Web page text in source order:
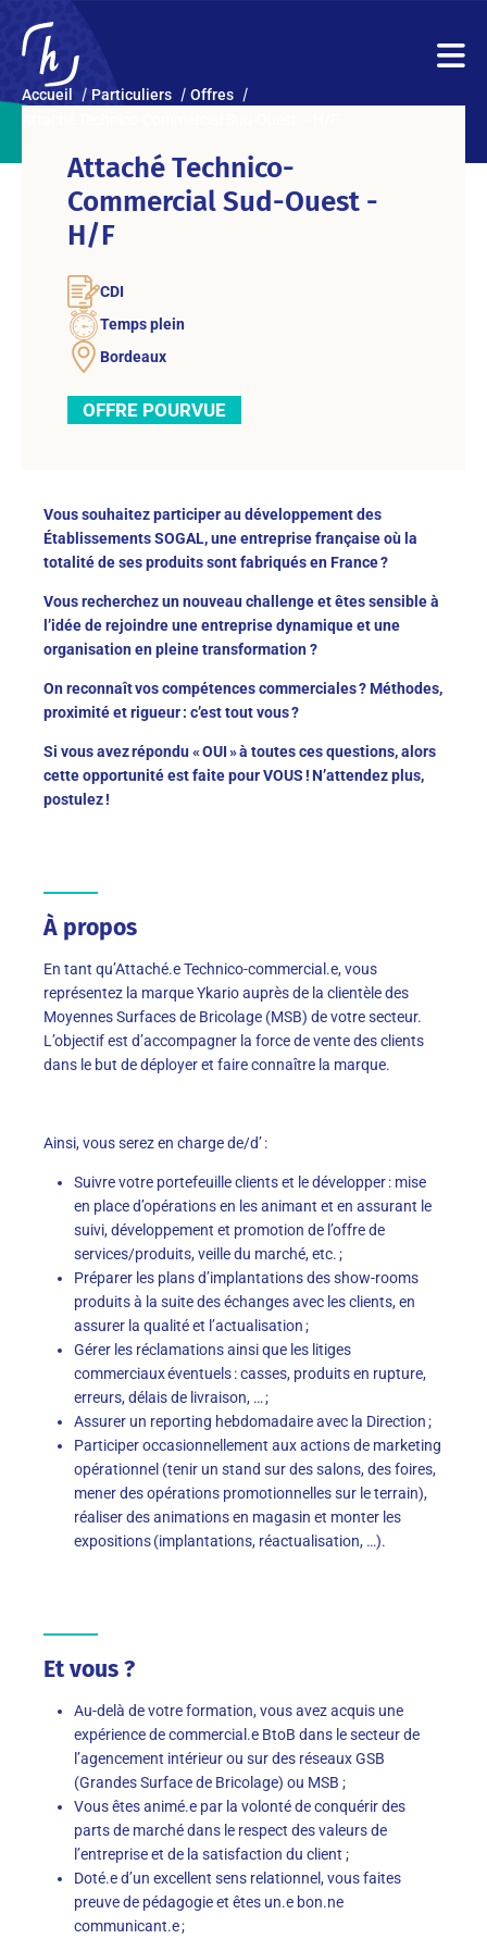
Accueil Particuliers
Offres
Attaché Technico-
Commercial Sud-Ouest -
H/F
CDI
Temps plein
Bordeaux
OFFRE POURVUE
Vous souhaitez participer au développement des
Établissements SOGAL, une entreprise française où la
totalité de ses produits sont fabriqués en France ?
Vous recherchez un nouveau challenge et êtes sensible à
l’idée de rejoindre une entreprise dynamique et une
organisation en pleine transformation ?
On reconnaît vos compétences commerciales ? Méthodes,
proximité et rigueur : c’est tout vous ?
Si vous avez répondu « OUI » à toutes ces questions, alors
cette opportunité est faite pour VOUS ! N’attendez plus,
postulez !
À propos
En tant qu’Attaché.e Technico-commercial.e, vous
représentez la marque Ykario auprès de la clientèle des
Moyennes Surfaces de Bricolage (MSB) de votre secteur.
L’objectif est d’accompagner la force de vente des clients
dans le but de déployer et faire connaître la marque.
Ainsi, vous serez en charge de/d’ :
Suivre votre portefeuille clients et le développer : mise
en place d’opérations en les animant et en assurant le
suivi, développement et promotion de l’offre de
services/produits, veille du marché, etc. ;
Préparer les plans d’implantations des show-rooms
produits à la suite des échanges avec les clients, en
assurer la qualité et l’actualisation ;
Gérer les réclamations ainsi que les litiges
commerciaux éventuels : casses, produits en rupture,
erreurs, délais de livraison, … ;
Assurer un reporting hebdomadaire avec la Direction ;
Participer occasionnellement aux actions de marketing
opérationnel (tenir un stand sur des salons, des foires,
mener des opérations promotionnelles sur le terrain),
réaliser des animations en magasin et monter les
expositions (implantations, réactualisation, …).
Et vous ?
Au-delà de votre formation, vous avez acquis une
expérience de commercial.e BtoB dans le secteur de
l’agencement intérieur ou sur des réseaux GSB
(Grandes Surface de Bricolage) ou MSB ;
Vous êtes animé.e par la volonté de conquérir des
parts de marché dans le respect des valeurs de
l’entreprise et de la satisfaction du client ;
Doté.e d’un excellent sens relationnel, vous faites
preuve de pédagogie et êtes un.e bon.ne
communicant.e ;